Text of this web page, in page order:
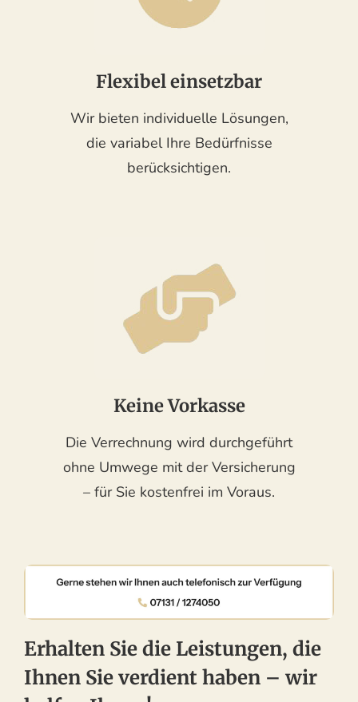
Flexibel einsetzbar
Wir bieten individuelle Lösungen,
die variabel Ihre Bedürfnisse
berücksichtigen.
Keine Vorkasse
Die Verrechnung wird durchgeführt
ohne Umwege mit der Versicherung
– für Sie kostenfrei im Voraus.
Erhalten Sie die Leistungen, die
Ihnen Sie verdient haben – wir